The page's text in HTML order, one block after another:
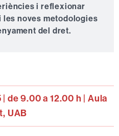
i reflexionar
les noves metodologies
del dret.
de 9.00 a 12.00 h | Aula
UAB